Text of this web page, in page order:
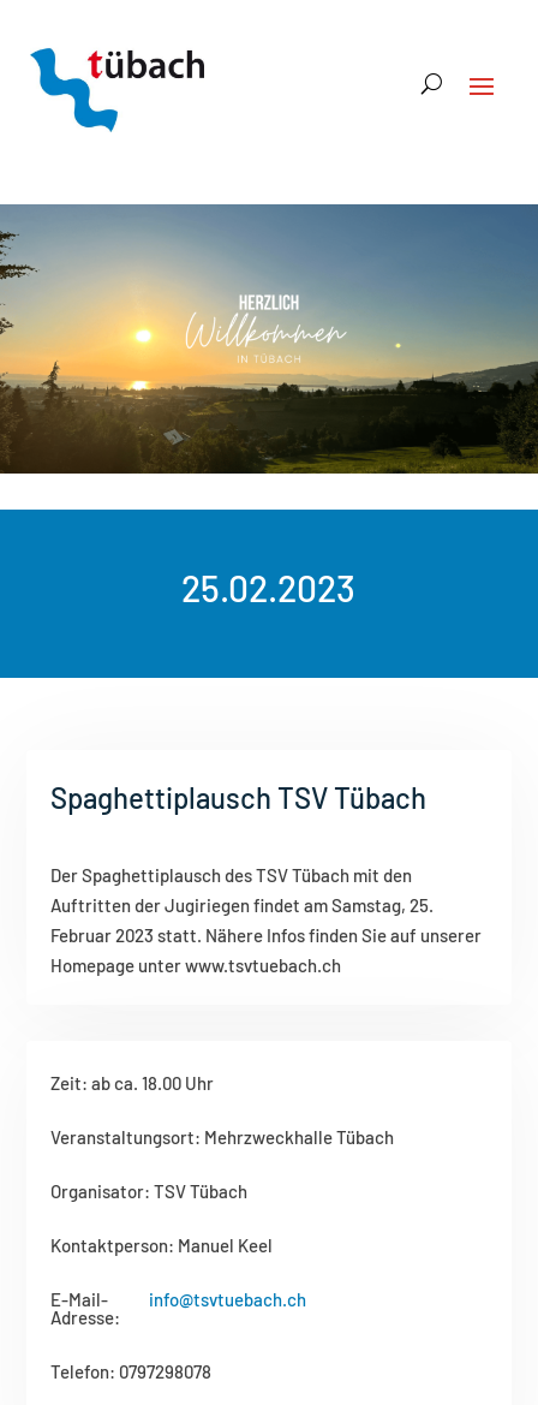
25.02.2023
Spaghettiplausch TSV Tübach
Der Spaghettiplausch des TSV Tübach mit den
Auftritten der Jugiriegen findet am Samstag, 25.
Februar 2023 statt. Nähere Infos finden Sie auf unserer
Homepage unter www.tsvtuebach.ch
Zeit:ab ca. 18.00 Uhr
Veranstaltungsort: Mehrzweckhalle Tübach
Organisator:TSV Tübach
Kontaktperson: Manuel Keel
E-Mail-
Adresse:
info@tsvtuebach.ch
Telefon: 0797298078